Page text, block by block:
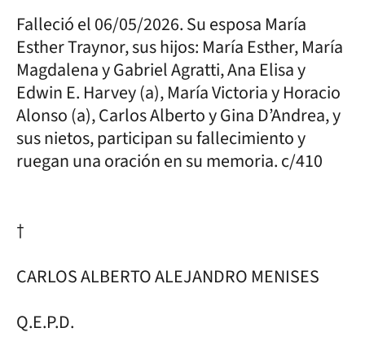
Falleció el 06/05/2026. Su esposa María
Esther Traynor, sus hijos: María Esther, María
Magdalena y Gabriel Agratti, Ana Elisa y
Edwin E. Harvey (a), María Victoria y Horacio
Alonso (a), Carlos Alberto y Gina D’Andrea, y
sus nietos, participan su fallecimiento y
ruegan una oración en su memoria. c/410
†
CARLOS ALBERTO ALEJANDRO MENISES
Q.E.P.D.